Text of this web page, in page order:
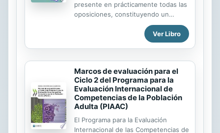
presente en prácticamente todas las
oposiciones, constituyendo un
documento de gran valor e
importancia. Al tener una extensión
considerable, muchas veces supone
ven abrumados ante la idea de
memorizar tantos títulos y capítulos.
Por eso, cualquier opositor tiene que
aprender cómo estudiar la
Constitución Española para
oposiciones. Ante el actual panorama
laboral, ser funcionario se ha
Ver Libro
Marcos de evaluación para el
Ciclo 2 del Programa para la
Evaluación Internacional de
Competencias de la Población
Adulta (PIAAC)
El Programa para la Evaluación
Internacional de las Competencias de